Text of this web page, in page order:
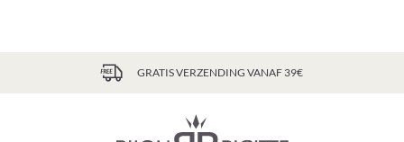
GRATIS VERZENDING VANAF 39€